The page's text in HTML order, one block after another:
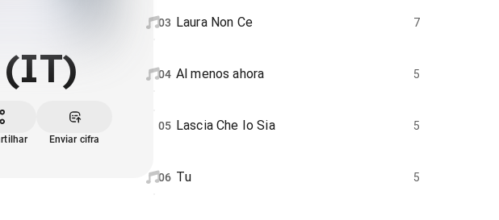
Enviar cifra
03 Laura Non Ce 7
04 Al menos ahora 5
05 Lascia Che Io Sia 5
06 Tu 5